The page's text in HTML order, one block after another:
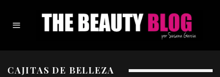
CAJITAS DE BELLEZA